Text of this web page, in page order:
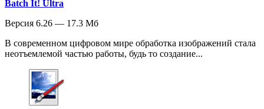
Batch It! Ultra
Версия 6.26 — 17.3 Мб
В современном цифровом мире обработка изображений стала
неотъемлемой частью работы, будь то создание...